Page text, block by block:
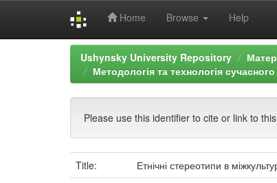
Home Browse Help
Ushynsky University Repository
Методологія та технологія
Please use this identifier to cite or link to
Title:
Етнічні стереотипи в